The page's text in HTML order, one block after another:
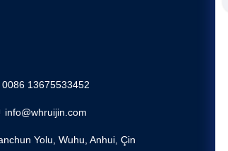
0086 13675533452
info@whruijin.com
Yolu, Wuhu, Anhui, Çin